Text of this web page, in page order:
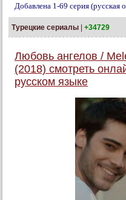
Добавлена 1-69 серия (русская
Турецкие сериалы | +34729
Любовь ангелов /
(2018) смотреть
русском языке